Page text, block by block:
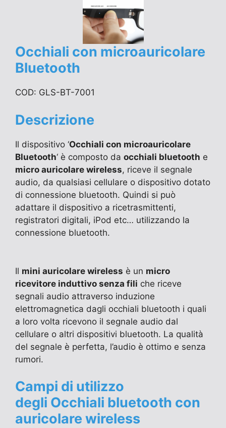
Occhiali con microauricolare
Bluetooth
COD: GLS-BT-7001
Descrizione
Il dispositivo ‘Occhiali con microauricolare
Bluetooth‘ è composto da occhiali bluetooth e
micro auricolare wireless, riceve il segnale
audio, da qualsiasi cellulare o dispositivo dotato
di connessione bluetooth. Quindi si può
adattare il dispositivo a ricetrasmittenti,
registratori digitali, iPod etc… utilizzando la
connessione bluetooth.
Il mini auricolare wireless è un micro
ricevitore induttivo senza fili che riceve
segnali audio attraverso induzione
elettromagnetica dagli occhiali bluetooth i quali
a loro volta ricevono il segnale audio dal
cellulare o altri dispositivi bluetooth. La qualità
del segnale è perfetta, l’audio è ottimo e senza
rumori.
Campi di utilizzo
degli Occhiali bluetooth con
auricolare wireless